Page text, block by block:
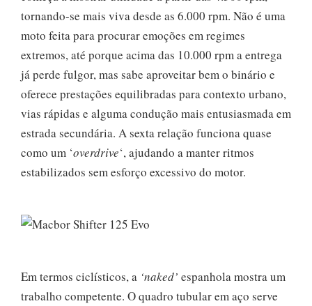
tornando-se mais viva desde as 6.000 rpm. Não é uma
moto feita para procurar emoções em regimes
extremos, até porque acima das 10.000 rpm a entrega
já perde fulgor, mas sabe aproveitar bem o binário e
oferece prestações equilibradas para contexto urbano,
vias rápidas e alguma condução mais entusiasmada em
estrada secundária. A sexta relação funciona quase
como um ‘overdrive‘, ajudando a manter ritmos
estabilizados sem esforço excessivo do motor.
Em termos ciclísticos, a ‘naked’ espanhola mostra um
trabalho competente. O quadro tubular em aço serve